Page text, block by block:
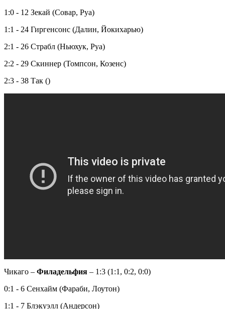
1:0 - 12 Зекай (Совар, Руа)
1:1 - 24 Гиргенсонс (Далин, Йокихарью)
2:1 - 26 Страбл (Ньюхук, Руа)
2:2 - 29 Скиннер (Томпсон, Козенс)
2:3 - 38 Так ()
Чикаго – Филадельфия – 1:3 (1:1, 0:2, 0:0)
0:1 - 6 Сенхайм (Фараби, Лоутон)
1:1 - 7 Блэкуэлл (Андерсон)